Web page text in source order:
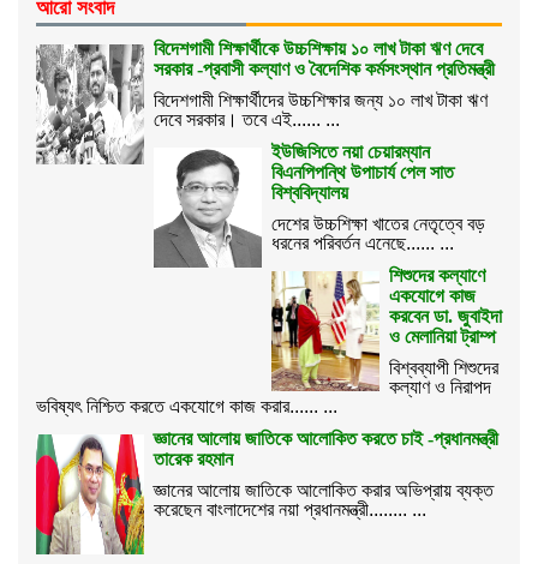
আরো সংবাদ
বিদেশগামী শিক্ষার্থীকে উচ্চশিক্ষায় ১০ লাখ টাকা ঋণ দেবে
সরকার -প্রবাসী কল্যাণ ও বৈদেশিক কর্মসংস্থান প্রতিমন্ত্রী
বিদেশগামী শিক্ষার্থীদের উচ্চশিক্ষার জন্য ১০ লাখ টাকা ঋণ
দেবে সরকার। তবে এই...... ...
ইউজিসিতে নয়া চেয়ারম্যান
বিএনপিপন্থি উপাচার্য পেল সাত
বিশ্ববিদ্যালয়
দেশের উচ্চশিক্ষা খাতের নেতৃত্বে বড়
ধরনের পরিবর্তন এনেছে...... ...
শিশুদের কল্যাণে
একযোগে কাজ
করবেন ডা. জুবাইদা
ও মেলানিয়া ট্রাম্প
বিশ্বব্যাপী শিশুদের
কল্যাণ ও নিরাপদ
ভবিষ্যৎ নিশ্চিত করতে একযোগে কাজ করার...... ...
জ্ঞানের আলোয় জাতিকে আলোকিত করতে চাই -প্রধানমন্ত্রী
তারেক রহমান
জ্ঞানের আলোয় জাতিকে আলোকিত করার অভিপ্রায় ব্যক্ত
করেছেন বাংলাদেশের নয়া প্রধানমন্ত্রী........ ...